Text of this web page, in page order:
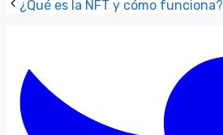
¿Qué es la NFT y cómo funciona?